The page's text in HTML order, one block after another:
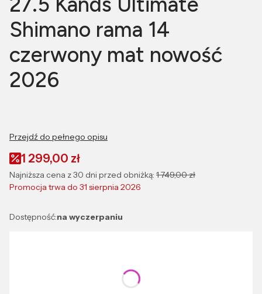
Shimano rama 14
czerwony mat nowość
2026
Przejdź do pełnego opisu
1 299,00 zł
Najniższa cena z 30 dni przed obniżką: 1 749,00 zł
Promocja trwa do 31 sierpnia 2026
Dostępność:na wyczerpaniu